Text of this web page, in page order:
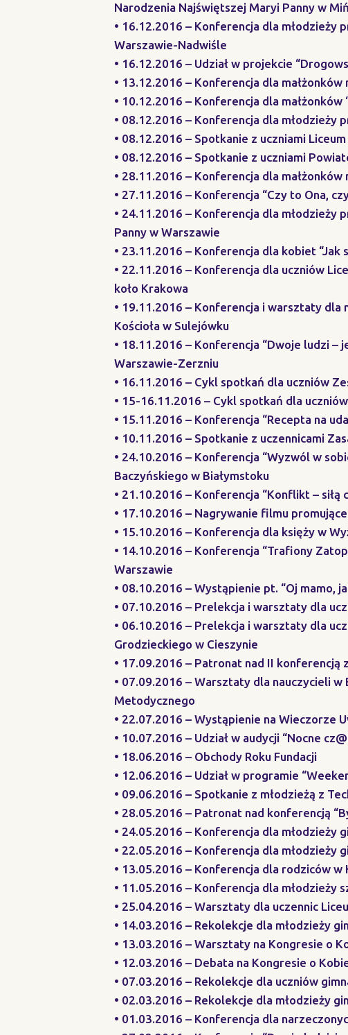
Narodzenia Najświętszej Maryi Panny w
• 16.12.2016 – Konferencja dla
Warszawie-Nadwiśle
• 16.12.2016 – Udział w projekcie
• 13.12.2016 – Konferencja dla
• 10.12.2016 – Konferencja dla małżonków
• 08.12.2016 – Konferencja dla młodzieży
• 08.12.2016 – Spotkanie z uczniami
• 08.12.2016 – Spotkanie z uczniami
• 28.11.2016 – Konferencja dla
• 27.11.2016 – Konferencja “Czy to Ona,
• 24.11.2016 – Konferencja dla
Panny w Warszawie
• 23.11.2016 – Konferencja dla kobiet
• 22.11.2016 – Konferencja dla uczniów
koło Krakowa
• 19.11.2016 – Konferencja i warsztaty
Kościoła w Sulejówku
• 18.11.2016 – Konferencja “Dwoje ludzi –
Warszawie-Zerzniu
• 16.11.2016 – Cykl spotkań dla uczniów
• 15-16.11.2016 – Cykl spotkań dla
• 15.11.2016 – Konferencja “Recepta na
• 10.11.2016 – Spotkanie z uczennicami
• 24.10.2016 – Konferencja “Wyzwól w
Baczyńskiego w Białymstoku
• 21.10.2016 – Konferencja “Konflikt –
• 17.10.2016 – Nagrywanie filmu
• 15.10.2016 – Konferencja dla księży w
• 14.10.2016 – Konferencja “Trafiony
Warszawie
• 08.10.2016 – Wystąpienie pt. “Oj mamo,
• 07.10.2016 – Prelekcja i warsztaty dla
• 06.10.2016 – Prelekcja i warsztaty dla
Grodzieckiego w Cieszynie
• 17.09.2016 – Patronat nad II konferencją
• 07.09.2016 – Warsztaty dla nauczycieli
Metodycznego
• 22.07.2016 – Wystąpienie na Wieczorze
• 10.07.2016 – Udział w audycji “Nocne
• 18.06.2016 – Obchody Roku Fundacji
• 12.06.2016 – Udział w programie
• 09.06.2016 – Spotkanie z młodzieżą z
• 28.05.2016 – Patronat nad konferencją
• 24.05.2016 – Konferencja dla młodzieży
• 22.05.2016 – Konferencja dla młodzieży
• 13.05.2016 – Konferencja dla rodziców w
• 11.05.2016 – Konferencja dla młodzieży
• 25.04.2016 – Warsztaty dla uczennic
• 14.03.2016 – Rekolekcje dla młodzieży
• 13.03.2016 – Warsztaty na Kongresie o
• 12.03.2016 – Debata na Kongresie o
• 07.03.2016 – Rekolekcje dla uczniów
• 02.03.2016 – Rekolekcje dla młodzieży
• 01.03.2016 – Konferencja dla